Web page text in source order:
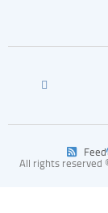
All rights reserved
Feed